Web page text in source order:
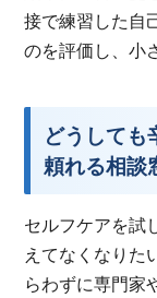
接で練習した自
のを評価し、小
どうしても
頼れる相談
セルフケアを試
えてなくなりた
らわずに専門家